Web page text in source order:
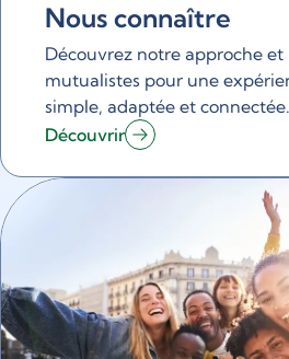
Nous connaître
Découvrez notre approche et
mutualistes pour une
simple, adaptée et connectée.
Découvrir